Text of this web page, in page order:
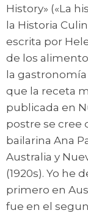
History» («La
la Historia
escrita por
de los
la
que la receta
publicada en
postre se cree
bailarina Ana
Australia y
(1920s). Yo he
primero en
fue en el